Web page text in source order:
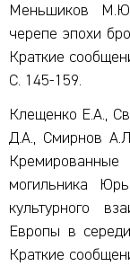
Меньшиков
черепе эпохи
Краткие
С. 145-159.
Клещенко Е.А.,
Д.А., Смирнов
могильника
культурного
Европы в
Краткие